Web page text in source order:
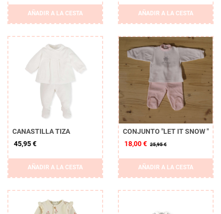
AÑADIR A LA CESTA AÑADIR A LA CESTA
CANASTILLA TIZA
45,95 €
AÑADIR A LA CESTA
CONJUNTO "LET IT SNOW "
18,00 € 25,95 €
AÑADIR A LA CESTA